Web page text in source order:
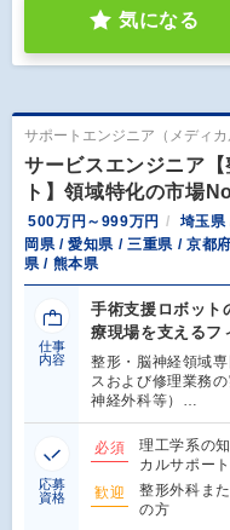
気になる
サポートエンジニア（メディカ
サービスエンジニア
ト】領域特化の市場
500万円～999万円
埼玉県
岡県 / 愛知県 / 三重県 / 京都
県 / 熊本県
仕事
内容
手術支援ロボット
療現場を支えるフ
整形・脳神経領域
スおよび修理業務
神経外科等）…
応募
資格
必須
理工学系の
カルサポー
歓迎
整形外科ま
の方